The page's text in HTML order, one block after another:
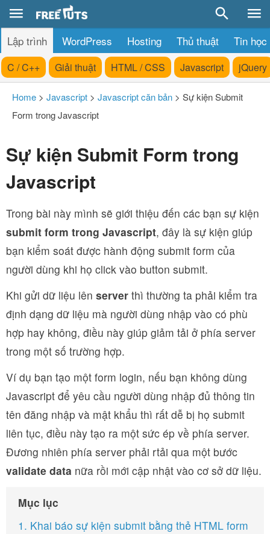
Lập trình WordPress Hosting Thủ thuật Tin học
C / C++ Giải thuật HTML / CSS Javascript jQuery
Home > Javascript > Javascript căn bản > Sự kiện Submit
Form trong Javascript
Sự kiện Submit Form trong
Javascript
Trong bài này mình sẽ giới thiệu đến các bạn sự kiện
submit form trong Javascript, đây là sự kiện giúp
bạn kiểm soát được hành động submit form của
người dùng khi họ click vào button submit.
Khi gửi dữ liệu lên server thì thường ta phải kiểm tra
định dạng dữ liệu mà người dùng nhập vào có phù
hợp hay không, điều này giúp giảm tải ở phía server
trong một số trường hợp.
Ví dụ bạn tạo một form login, nếu bạn không dùng
Javascript để yêu cầu người dùng nhập đủ thông tin
tên đăng nhập và mật khẩu thì rất dễ bị họ submit
liên tục, điều này tạo ra một sức ép về phía server.
Đương nhiên phía server phải rtải qua một bước
validate data nữa rồi mới cập nhật vào cơ sở dữ liệu.
Mục lục
1. Khai báo sự kiện submit bằng thẻ HTML form